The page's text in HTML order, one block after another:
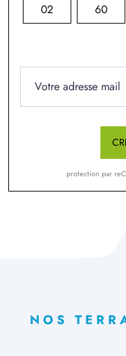
02 60
protection par
NOS